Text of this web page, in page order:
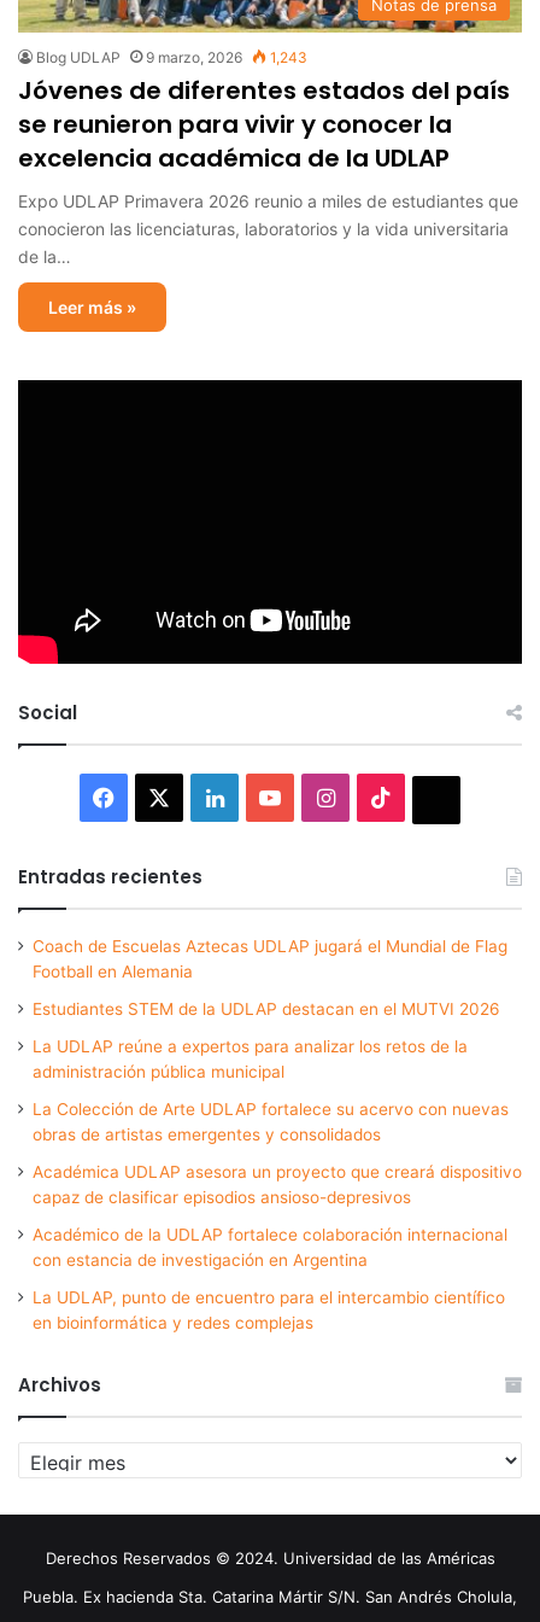
Notas de prensa
Blog UDLAP 9 marzo, 2026 1,243
Jóvenes de diferentes estados del país
se reunieron para vivir y conocer la
excelencia académica de la UDLAP
Expo UDLAP Primavera 2026 reunio a miles de estudiantes que
conocieron las licenciaturas, laboratorios y la vida universitaria
de la…
Leer más »
Social
Facebook LinkedInYouTubeInstagram
Entradas recientes
Coach de Escuelas Aztecas UDLAP jugará el Mundial de Flag
Football en Alemania
Estudiantes STEM de la UDLAP destacan en el MUTVI 2026
La UDLAP reúne a expertos para analizar los retos de la
administración pública municipal
La Colección de Arte UDLAP fortalece su acervo con nuevas
obras de artistas emergentes y consolidados
Académica UDLAP asesora un proyecto que creará dispositivo
capaz de clasificar episodios ansioso-depresivos
Académico de la UDLAP fortalece colaboración internacional
con estancia de investigación en Argentina
La UDLAP, punto de encuentro para el intercambio científico
en bioinformática y redes complejas
Archivos
Archivos
Derechos Reservados © 2024. Universidad de las Américas
Puebla. Ex hacienda Sta. Catarina Mártir S/N. San Andrés Cholula,